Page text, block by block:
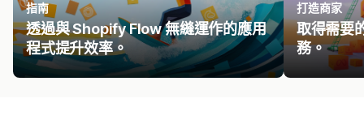
指南
透過與 Shopify Flow 無縫運作的應用
程式提升效率。
打造商家
取得需要
務。